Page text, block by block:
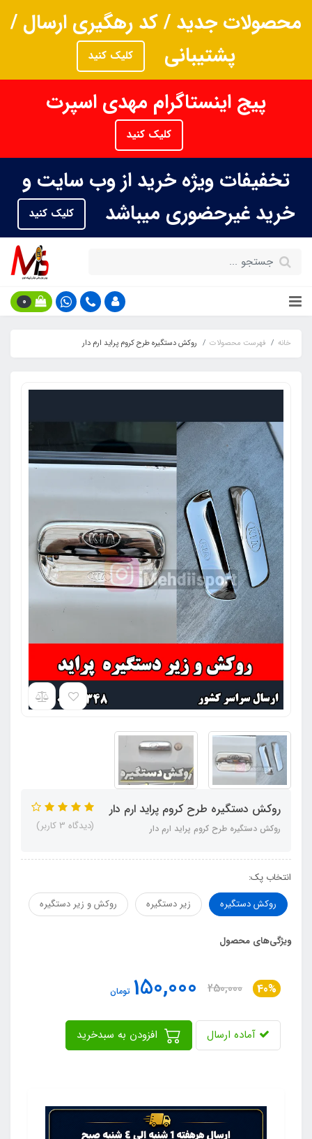
محصولات جدید / کد رهگیری ارسال /
پشتیبانی
کلیک کنید
پیج اینستاگرام مهدی اسپرت
کلیک کنید
تخفیفات ویژه خرید از وب سایت و
خرید غیرحضوری میباشد
کلیک کنید
0
خانه فهرست محصولات روکش دستگیره طرح کروم پراید ارم دار
روکش دستگیره طرح کروم پراید ارم دار
روکش دستگیره طرح کروم پراید ارم دار (دیدگاه 3 کاربر)
انتخاب پک:
روکش دستگیره
زیر دستگیره روکش و زیر دستگیره
ویژگی‌های محصول
40%
250,000
150,000 تومان
آماده ارسال